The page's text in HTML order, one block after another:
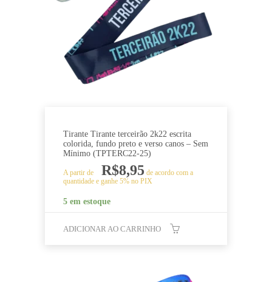
Tirante Tirante terceirão 2k22 escrita
colorida, fundo preto e verso canos – Sem
Mínimo (TPTERC22-25)
A partir de R$8,95 de acordo com a
quantidade e ganhe 5% no PIX
5 em estoque
ADICIONAR AO CARRINHO